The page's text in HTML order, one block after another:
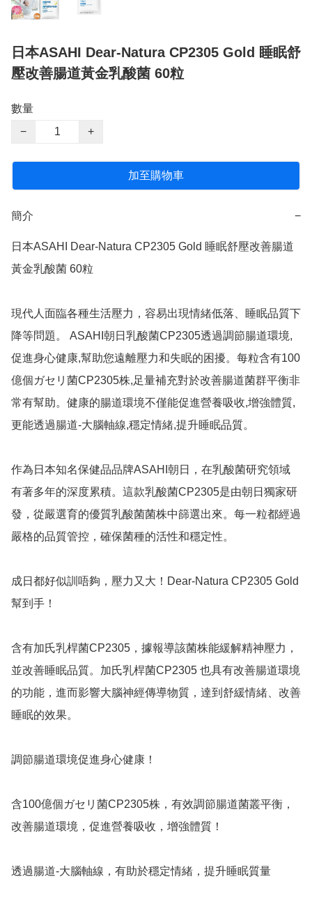
日本ASAHI Dear-Natura CP2305 Gold 睡眠舒
壓改善腸道黃金乳酸菌 60粒
數量
−
+
加至購物車
簡介 −
日本ASAHI Dear-Natura CP2305 Gold 睡眠舒壓改善腸道
黃金乳酸菌 60粒
現代人面臨各種生活壓力，容易出現情緒低落、睡眠品質下
降等問題。 ASAHI朝日乳酸菌CP2305透過調節腸道環境,
促進身心健康,幫助您遠離壓力和失眠的困擾。每粒含有100
億個ガセリ菌CP2305株,足量補充對於改善腸道菌群平衡非
常有幫助。健康的腸道環境不僅能促進營養吸收,增強體質,
更能透過腸道-大腦軸線,穩定情緒,提升睡眠品質。
作為日本知名保健品品牌ASAHI朝日，在乳酸菌研究領域
有著多年的深度累積。這款乳酸菌CP2305是由朝日獨家研
發，從嚴選育的優質乳酸菌菌株中篩選出來。每一粒都經過
嚴格的品質管控，確保菌種的活性和穩定性。
成日都好似訓唔夠，壓力又大！Dear-Natura CP2305 Gold
幫到手！
含有加氏乳桿菌CP2305，據報導該菌株能緩解精神壓力，
並改善睡眠品質。加氏乳桿菌CP2305 也具有改善腸道環境
的功能，進而影響大腦神經傳導物質，達到舒緩情緒、改善
睡眠的效果。
調節腸道環境促進身心健康！
含100億個ガセリ菌CP2305株，有效調節腸道菌叢平衡，
改善腸道環境，促進營養吸收，增強體質！
透過腸道-大腦軸線，有助於穩定情緒，提升睡眠質量